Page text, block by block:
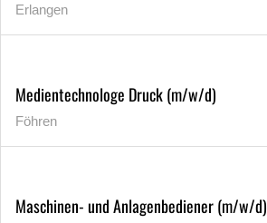
Erlangen
Medientechnologe Druck (m/w/d)
Föhren
Maschinen- und Anlagenbediener (m/w/d)